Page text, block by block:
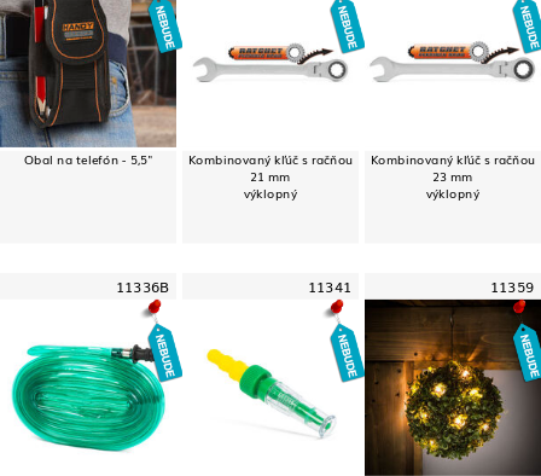
Obal na telefón - 5,5" Kombinovaný kľúč s račňou
21 mm
výklopný
Kombinovaný kľúč s račňou
23 mm
výklopný
11336B 11341 11359